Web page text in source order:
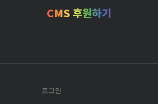
CMS 후원하기
로그인